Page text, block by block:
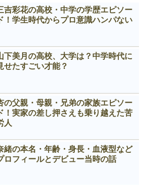
吉彩花の高校・中学の学歴エピソー
ド！学生時代からプロ意識ハンパない
下美月の高校、大学は？中学時代に
せたすごい才能？
の父親・母親・兄弟の家族エピソー
ド！実家の差し押さえも乗り越えた苦
人
緒の本名・年齢・身長・血液型など
ロフィールとデビュー当時の話